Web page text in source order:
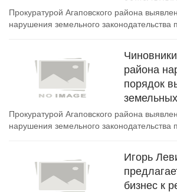
Прокуратурой Агаповского района
нарушения земельного законодательства
района
порядок
Прокуратурой Агаповского района
нарушения земельного законодательства
Игорь
бизнес к